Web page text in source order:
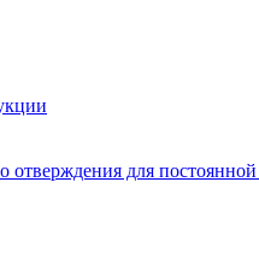
отверждения для